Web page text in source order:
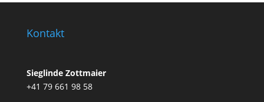
Kontakt
Sieglinde Zottmaier
+41 79 661 98 58